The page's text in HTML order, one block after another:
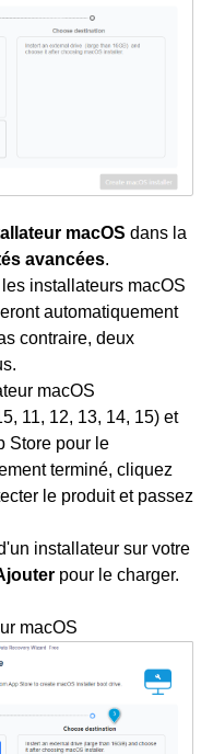
macOS dans la
avancées.
installateurs macOS
automatiquement
contraire, deux
macOS
11, 12, 13, 14, 15) et
Store pour le
terminé, cliquez
le produit et passez
installateur sur votre
pour le charger.
macOS